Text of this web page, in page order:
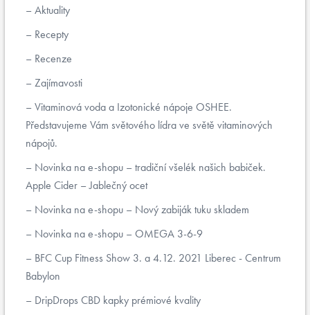
Aktuality
Recepty
Recenze
Zajímavosti
Vitaminová voda a Izotonické nápoje OSHEE.
Představujeme Vám světového lídra ve světě vitaminových
nápojů.
Novinka na e-shopu – tradiční všelék našich babiček.
Apple Cider – Jablečný ocet
Novinka na e-shopu – Nový zabiják tuku skladem
Novinka na e-shopu – OMEGA 3-6-9
BFC Cup Fitness Show 3. a 4.12. 2021 Liberec - Centrum
Babylon
DripDrops CBD kapky prémiové kvality